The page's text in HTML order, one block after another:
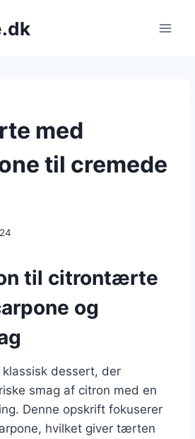
med
til cremede
til citrontærte
og
dessert, der
smag af citron med en
Denne opskrift fokuserer
hvilket giver tærten